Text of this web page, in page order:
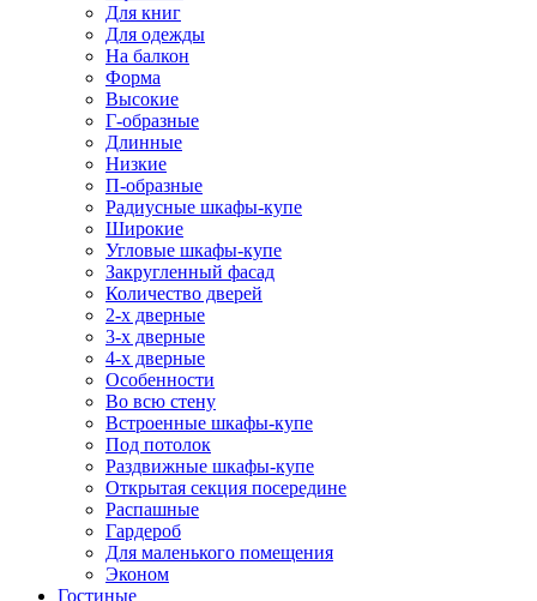
Для книг
Для одежды
На балкон
Форма
Высокие
Г-образные
Длинные
Низкие
П-образные
Радиусные шкафы-купе
Широкие
Угловые шкафы-купе
Закругленный фасад
Количество дверей
2-х дверные
3-х дверные
4-х дверные
Особенности
Во всю стену
Встроенные шкафы-купе
Под потолок
Раздвижные шкафы-купе
Открытая секция посередине
Распашные
Гардероб
Для маленького помещения
Эконом
Гостиные